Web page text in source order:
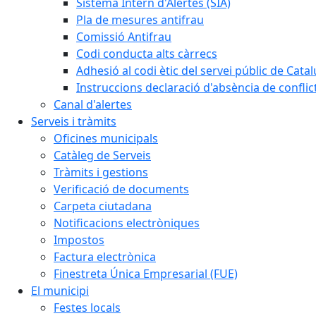
Pla de mesures antifrau
Comissió Antifrau
Codi conducta alts càrrecs
Adhesió al codi ètic del servei públic de
Instruccions declaració d'absència de
Canal d'alertes
Serveis i tràmits
Oficines municipals
Catàleg de Serveis
Tràmits i gestions
Verificació de documents
Carpeta ciutadana
Notificacions electròniques
Impostos
Factura electrònica
Finestreta Única Empresarial (FUE)
El municipi
Festes locals